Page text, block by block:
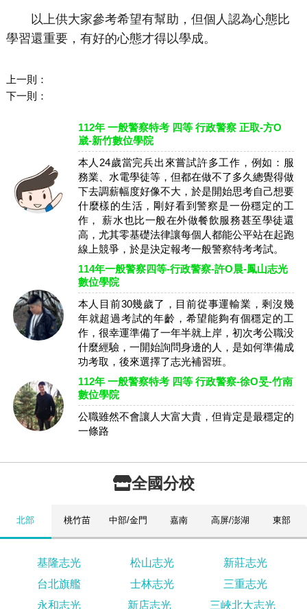
以上供大家參考希望有幫助，但個人認為心態比
學習還重要，有好的心態才得以學成。
上一則：
下一則：
112年 一般警察特考 四等 行政警察 正取-方O
崴-新竹數位學院
本人24歲當完兵出來嘗試許多工作，例如：服
務業、水電學徒等，但都在做不了多久總覺得做
下去調薪幅度好像不大，於是開始思考自己想要
什麼樣的生活，剛好看到警察是一份穩定的工
作， 薪水也比一般在外做餐飲服務甚至學徒還
高，尤其零基礎法律讓每個人都能公平站在起跑
線上競爭，於是決定報考一般警察特考考試。
114年一般警察四等-行政警察-許O晨-鳳山志光
數位學院
本人目前30幾歲了，目前從事運輸業，剩沒幾
年就超過考試的年齡，希望能夠有個穩定的工
作，很幸運準備了一年半就上岸，初次考公職没
什麼經驗，一開始詢問身邊的人，是如何準備成
功考取，後來選擇了志光補習班。
112年 一般警察特考 四等 行政警察-徐O旻-竹南
數位學院
公職雖然不會讓人大富大貴，但肯定是最穩定的
一條路
全國分校
北部 桃竹苗 中部/金門 嘉南 高屏/澎湖 東部
基隆志光 松山志光
新莊志光
台北旗艦
士林志光
三重志光
永和志光
新店志光 三峽北大志光